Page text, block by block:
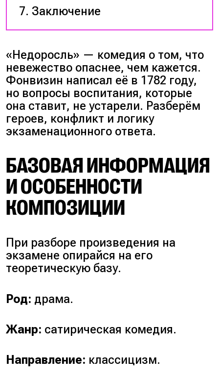
Заключение
«Недоросль» — комедия о том, что
невежество опаснее, чем кажется.
Фонвизин написал её в 1782 году,
но вопросы воспитания, которые
она ставит, не устарели. Разберём
героев, конфликт и логику
экзаменационного ответа.
БАЗОВАЯ ИНФОРМАЦИЯ
И ОСОБЕННОСТИ
КОМПОЗИЦИИ
При разборе произведения на
экзамене опирайся на его
теоретическую базу.
Род: драма.
Жанр: сатирическая комедия.
Направление: классицизм.